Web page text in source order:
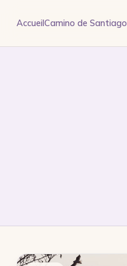
AccueilCamino de Santiago